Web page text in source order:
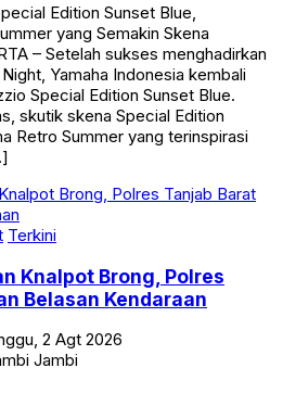
Edition Sunset Blue,
yang Semakin Skena
– Setelah sukses menghadirkan
Yamaha Indonesia kembali
Special Edition Sunset Blue.
skutik skena Special Edition
Retro Summer yang terinspirasi
Terkini
Knalpot Brong, Polres
Belasan Kendaraan
2 Agt 2026
Jambi